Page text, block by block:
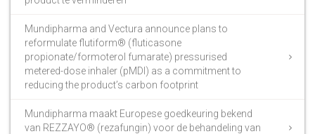
Mundipharma and Vectura announce plans to
reformulate flutiform® (fluticasone
propionate/formoterol fumarate) pressurised
metered-dose inhaler (pMDI) as a commitment to
reducing the product’s carbon footprint
Mundipharma maakt Europese goedkeuring bekend
van REZZAYO® (rezafungin) voor de behandeling van